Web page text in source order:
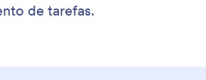
de tarefas.